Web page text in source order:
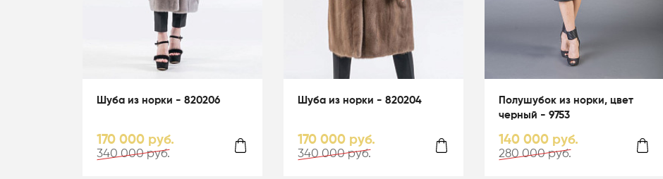
Шуба из норки - 820206
170 000 руб.
340 000 руб.
Шуба из норки - 820204
170 000 руб.
340 000 руб.
Полушубок из норки, цвет
черный - 9753
140 000 руб.
280 000 руб.